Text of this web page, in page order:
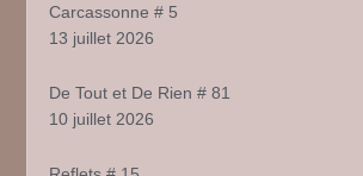
Carcassonne # 5
13 juillet 2026
De Tout et De Rien # 81
10 juillet 2026